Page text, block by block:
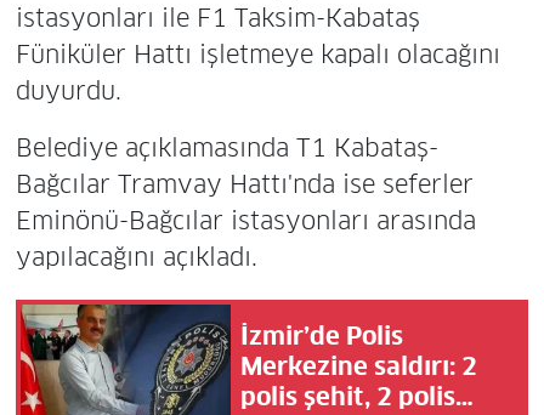
istasyonları ile F1 Taksim-Kabataş
Füniküler Hattı işletmeye kapalı olacağını
duyurdu.
Belediye açıklamasında T1 Kabataş-
Bağcılar Tramvay Hattı'nda ise seferler
Eminönü-Bağcılar istasyonları arasında
yapılacağını açıkladı.
İzmir’de Polis
Merkezine saldırı: 2
polis şehit, 2 polis